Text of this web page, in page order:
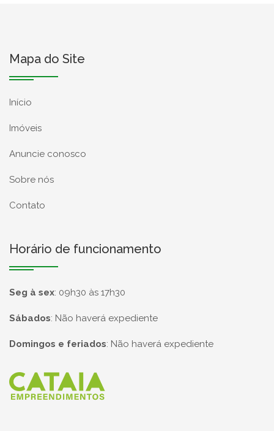
Mapa do Site
Início
Imóveis
Anuncie conosco
Sobre nós
Contato
Horário de funcionamento
Seg à sex: 09h30 às 17h30
Sábados: Não haverá expediente
Domingos e feriados: Não haverá expediente
Página inicial